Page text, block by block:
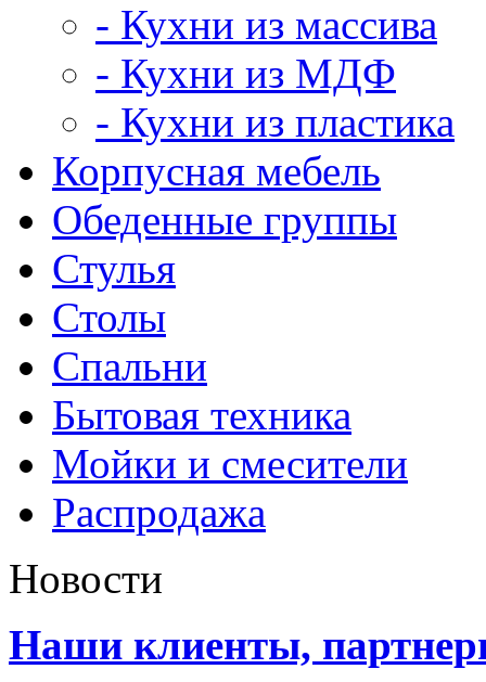
- Кухни из массива
- Кухни из МДФ
- Кухни из пластика
Корпусная мебель
Обеденные группы
Стулья
Столы
Спальни
Бытовая техника
Мойки и смесители
Распродажа
Новости
Наши клиенты,